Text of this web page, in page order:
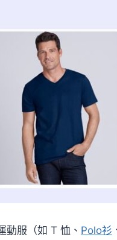
動服（如 T 恤、 Polo衫